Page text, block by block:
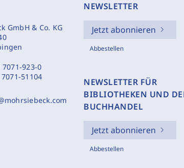
GmbH & Co. KG
7071-923-0
51104
NEWSLETTER
Jetzt abonnieren
Abbestellen
NEWSLETTER FÜR
BIBLIOTHEKEN UND
BUCHHANDEL
Jetzt abonnieren
Abbestellen